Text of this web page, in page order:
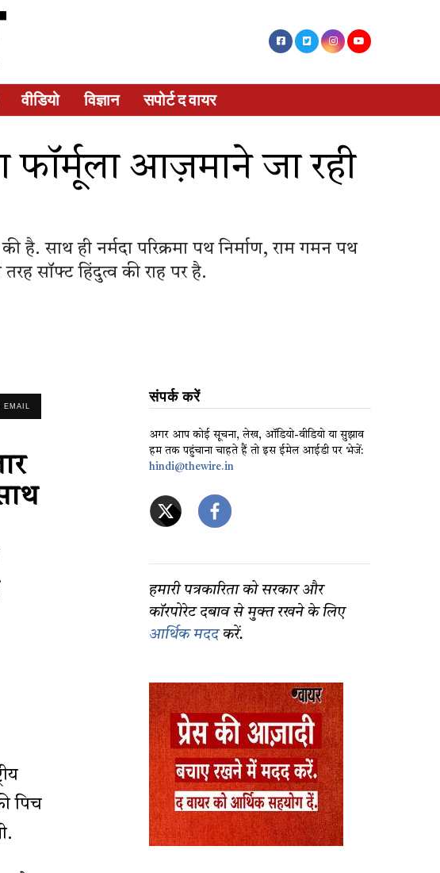
वीडियो विज्ञान सपोर्ट द वायर
फॉर्मूला आज़माने जा रही
है. साथ ही नर्मदा परिक्रमा पथ निर्माण, राम गमन पथ
सॉफ्ट हिंदुत्व की राह पर है.
EMAIL
पिच
संपर्क करें
अगर आप कोई सूचना, लेख, ऑडियो-वीडियो या सुझाव
हम तक पहुंचाना चाहते हैं तो इस ईमेल आईडी पर भेजें:
hindi@thewire.in
हमारी पत्रकारिता को सरकार और
कॉरपोरेट दबाव से मुक्त रखने के लिए
आर्थिक मददकरें.